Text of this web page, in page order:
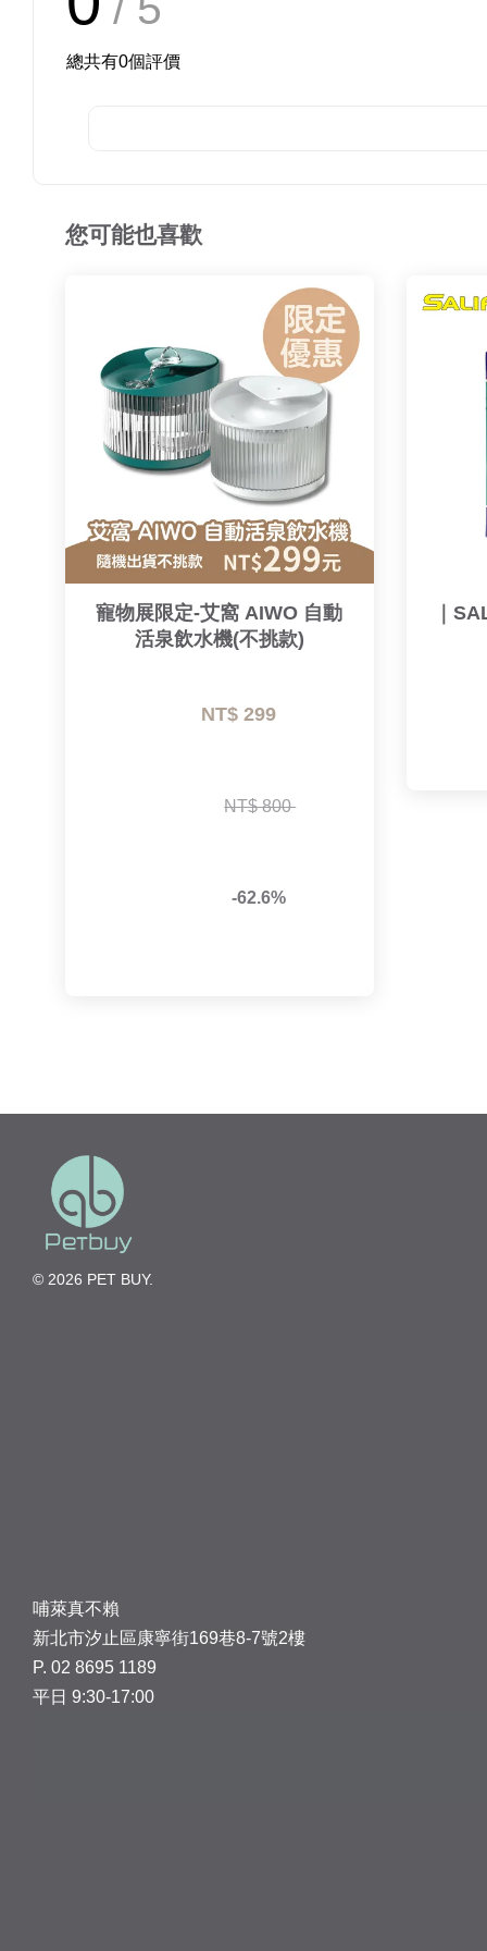
總共有0個評價
您可能也喜歡
寵物展限定-艾窩 AIWO 自動
活泉飲水機(不挑款)
NT$ 299
NT$ 800
-62.6%
｜
© 2026 PET BUY.
哺萊真不賴
新北市汐止區康寧街169巷8-7號2樓
P. 02 8695 1189
平日 9:30-17:00